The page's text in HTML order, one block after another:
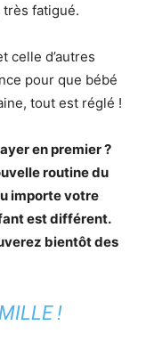
fatigué.
celle d’autres
pour que bébé
tout est réglé !
en premier ?
routine du
importe votre
est différent.
bientôt des
!